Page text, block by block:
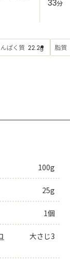
33分
ぱく質 22.2g 脂質
100g
25g
1個
大さじ3